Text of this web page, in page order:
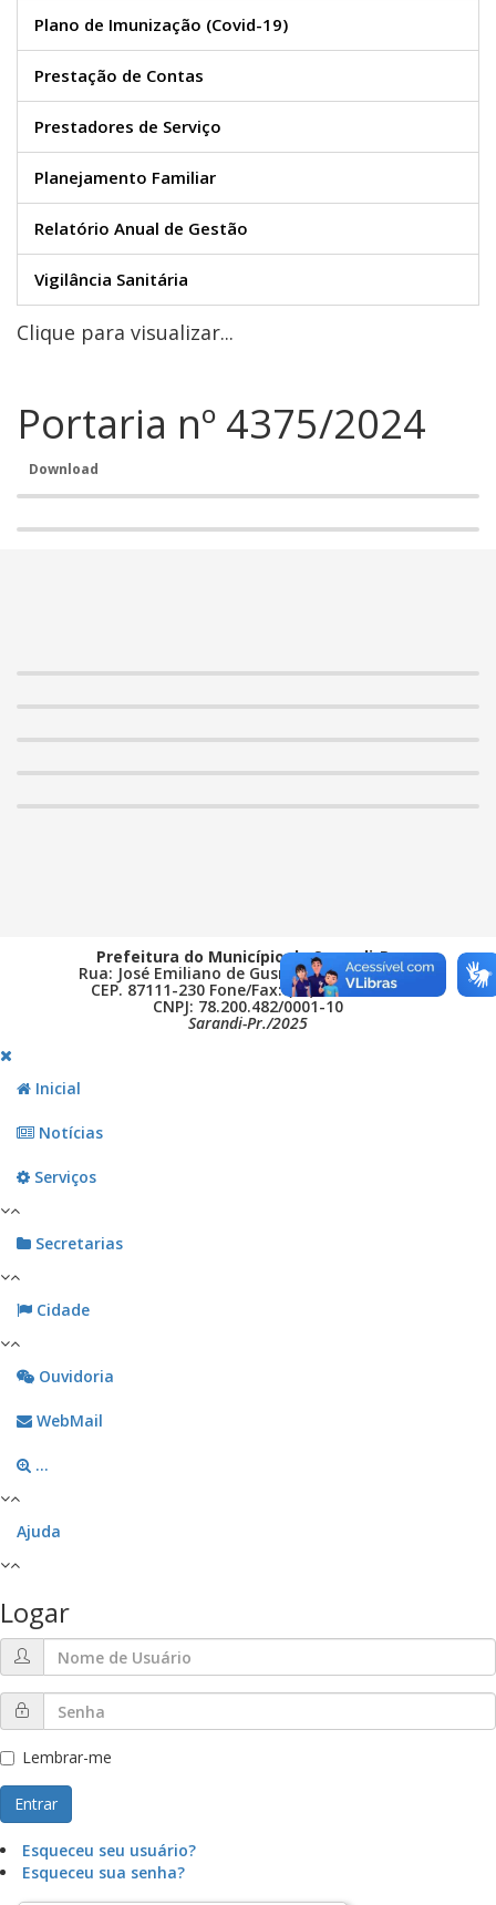
Plano de Imunização (Covid-19)
Prestação de Contas
Prestadores de Serviço
Planejamento Familiar
Relatório Anual de Gestão
Vigilância Sanitária
Clique para visualizar...
Portaria nº 4375/2024
Download
Prefeitura do Município de Sarandi-Pr.
Rua: José Emiliano de Gusmão, 565 - Centro
CEP. 87111-230 Fone/Fax: (44) 3264 - 8600
CNPJ: 78.200.482/0001-10
Sarandi-Pr./2025
Inicial
Notícias
Serviços
Secretarias
Cidade
Ouvidoria
WebMail
...
Ajuda
Logar
Lembrar-me
Entrar
Esqueceu seu usuário?
Esqueceu sua senha?